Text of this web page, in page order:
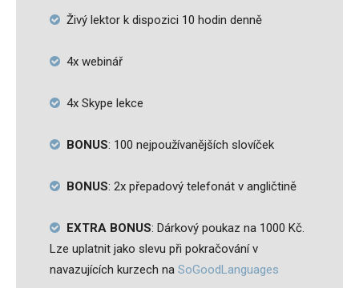
Živý lektor k dispozici 10 hodin denně
4x webinář
4x Skype lekce
BONUS: 100 nejpoužívanějších slovíček
BONUS: 2x přepadový telefonát v angličtině
EXTRA BONUS: Dárkový poukaz na 1000 Kč.
Lze uplatnit jako slevu při pokračování v
navazujících kurzech na SoGoodLanguages